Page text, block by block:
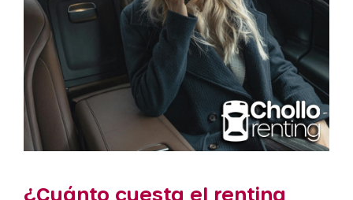
¿Cuánto cuesta el renting